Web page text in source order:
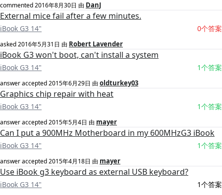
commented2016年8月30日 由 DanJ
External mice fail after a few minutes.
iBook G3 14" 0个答案
asked2016年5月31日 由 Robert Lavender
iBook G3 won't boot, can't install a system
iBook G3 14" 1个答案
answer accepted2015年6月29日 由 oldturkey03
Graphics chip repair with heat
iBook G3 14" 1个答案
answer accepted2015年5月4日 由 mayer
Can I put a 900MHz Motherboard in my 600MHzG3 iBook
iBook G3 14" 1个答案
answer accepted2015年4月18日 由 mayer
Use iBook g3 keyboard as external USB keyboard?
iBook G3 14" 1个答案